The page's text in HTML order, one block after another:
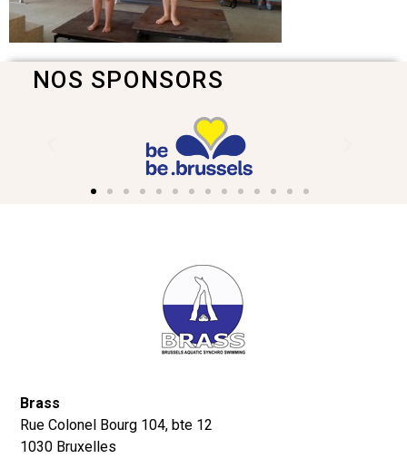
NOS SPONSORS
Brass
Rue Colonel Bourg 104, bte 12
1030 Bruxelles